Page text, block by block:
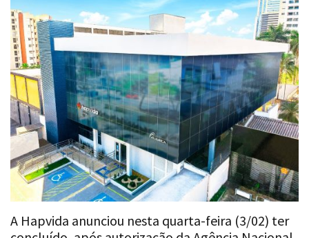
A Hapvida anunciou nesta quarta-feira (3/02) ter